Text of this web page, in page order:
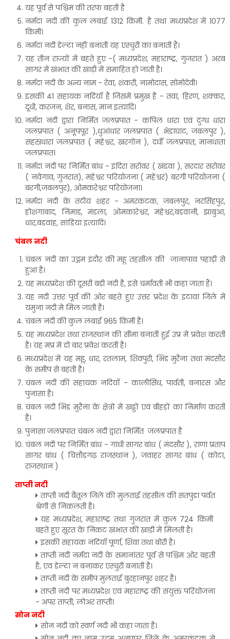
यह पूर्व से पश्चिम की तरफ बहती है
नर्मदा नदी की कुल लंबाई 1312 किमी. है तथा मध्यप्रदेश में 1077
किमी।
नर्मदा नदी डेल्टा नहीं बनाती यह एस्चुरी का बनाती हैं।
यह तीन राज्यों में बहते हुए -( मध्यप्रदेश, महाराष्ट्र, गुजरात ) अरब
सागर में खंभात की खाड़ी में समाहित हो जाती है।
नर्मदा नदी के अन्य नाम - रेवा, शंकरी, नामोदास, सोमोदेवी।
इसकी 41 सहायक नदियाँ हैं जिसमें प्रमुख है - तवा, हिरण, शक्कर,
दूधी, करजन, शेर, बनास, मान इत्यादि।
नर्मदा नदी द्वारा निर्मित जलप्रपात - कपिल धारा एवं दुग्ध धारा
जलप्रपात ( अनूपपूर ),धुआंधार जलप्रपात ( भेड़ाघाट, जबलपुर ),
सहस्रधारा जलप्रपात ( महेश्वर, खरगोन ), दर्धी जलप्रपात, मानधाता
जलप्रपात।
नर्मदा नदी पर निर्मित बांध - इंदिरा सरोवर ( खंडवा ), सरदार सरोवर
( नवेगाव, गुजरात), महेश्वर परियोजना ( महेश्वर) बरगी परियोजना (
बरगी,जबलपुर), ओमकरेश्वर परियोजना।
नर्मदा नदी के तटीय शहर - अमरकंटक, जबलपुर, नरसिंहपुर,
होशंगाबाद, निमाड, मंडला, ओमकारेश्वर, महेश्वर,बडवानी, झाबुआ,
धार,बडवाह, सांडिया इत्यादि।
चंबल नदी
चंबल नदी का उद्गम इंदौर की महू तहसील की जानापाव पहाड़ी से
हुआ है।
यह मध्यप्रदेश की दूसरी बड़ी नदी है, इसे चर्मावती भी कहा जाता हैं।
यह नदी उत्तर पूर्व की ओर बहते हुए उत्तर प्रदेश के इटावा जिले में
यमुना नदी मे मिल जाती है।
चंबल नदी की कुल लंबाई 965 किमी है।
यह मध्यप्रदेश तथा राजस्थान की सीमा बनाती हुई उप्र में प्रवेश करती
है। यह मप्र मे दो बार प्रवेश करती है।
मध्यप्रदेश में यह महू, धार, रतलाम, शिवपुरी, भिंड मुरैना तथा मंदसौर
के समीप से बहती है।
चंबल नदी की सहायक नदियाँ - कालीसिंध, पार्वती, बनारस और
पुनासा है।
चंबल नदी भिंड मुरैना के क्षेत्रों में खड्डों एवं बीहड़ों का निर्माण करती
है।
पुनासा जलप्रपात चंबल नदी द्वारा निर्मित जलप्रपात है
चंबल नदी पर निर्मित बांध - गांधी सागर बांध ( मंदसौर ), राणा प्रताप
सागर बांध ( चित्तौड़गढ़ राजस्थान ), जवाहर सागर बांध ( कोटा,
राजस्थान )
ताप्ती नदी
ताप्ती नदी बैतूल जिले की मुलताई तहसील की सतपुडा पर्वत
श्रेणी से निकलती है।
यह मध्यप्रदेश, महाराष्ट्र तथा गुजरात में कुल 724 किमी
बहते हुए सूरत के निकट खंभात की खाड़ी में मिलती है।
इसकी सहायक नदियाँ पूर्णा, शिवा तथा बोरी है।
ताप्ती नदी नर्मदा नदी के समानांतर पूर्व से पश्चिम ओर बहती
है, एव डेल्टा न बनाकर एस्चुरी बनाती है।
ताप्ती नदी के समीप मुलताई बुरहानपुर शहर है।
ताप्ती नदी पर मध्यप्रदेश एवं महाराष्ट्र की संयुक्त परियोजना
- अपर ताप्ती, लोअर ताप्ती।
सोन नदी
सोन नदी को स्वर्ण नदी भी कहा जाता है।